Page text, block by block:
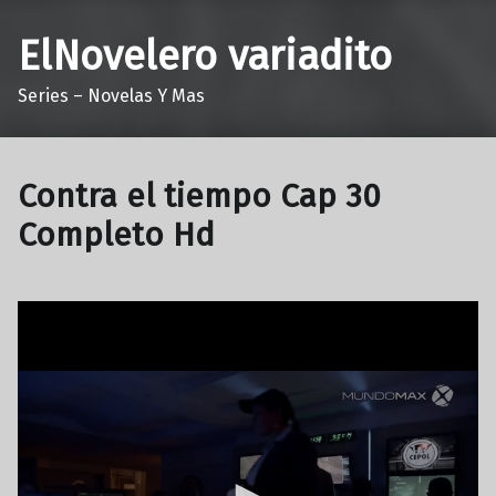
ElNovelero variadito
Series – Novelas Y Mas
Contra el tiempo Cap 30
Completo Hd